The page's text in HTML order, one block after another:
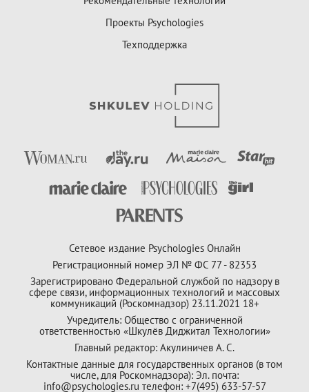
Проекты Psychologies
Техподдержка
Сетевое издание Psychologies Онлайн
Регистрационный номер ЭЛ № ФС 77 - 82353
Зарегистрировано Федеральной службой по надзору в
сфере связи, информационных технологий и массовых
коммуникаций (Роскомнадзор) 23.11.2021 18+
Учредитель: Общество с ограниченной
ответственностью «Шкулёв Диджитал Технологии»
Главный редактор: Акулиничев А. С.
Контактные данные для государственных органов (в том
числе, для Роскомнадзора): Эл. почта:
info@psychologies.ru телефон: +7(495) 633-57-57